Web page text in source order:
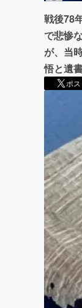
戦後78
で悲惨
が、当
悟と遺
ポス